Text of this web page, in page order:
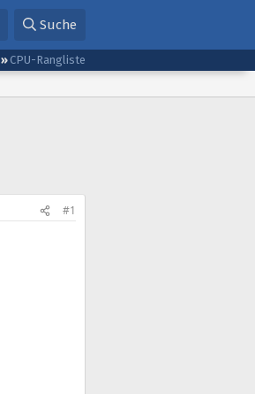
Suche
CPU-Rangliste
#1